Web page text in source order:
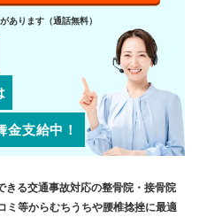
あります（通話無料）
金支給中！
きる交通事故対応の整骨院・接骨院
ミ等からむちうちや腰椎捻挫に最適